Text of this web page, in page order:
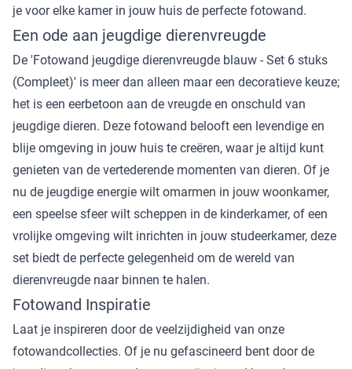
je voor elke kamer in jouw huis de perfecte fotowand.
Een ode aan jeugdige dierenvreugde
De 'Fotowand jeugdige dierenvreugde blauw - Set 6 stuks
(Compleet)' is meer dan alleen maar een decoratieve keuze;
het is een eerbetoon aan de vreugde en onschuld van
jeugdige dieren. Deze fotowand belooft een levendige en
blije omgeving in jouw huis te creëren, waar je altijd kunt
genieten van de vertederende momenten van dieren. Of je
nu de jeugdige energie wilt omarmen in jouw woonkamer,
een speelse sfeer wilt scheppen in de kinderkamer, of een
vrolijke omgeving wilt inrichten in jouw studeerkamer, deze
set biedt de perfecte gelegenheid om de wereld van
dierenvreugde naar binnen te halen.
Fotowand Inspiratie
Laat je inspireren door de veelzijdigheid van onze
fotowandcollecties. Of je nu gefascineerd bent door de